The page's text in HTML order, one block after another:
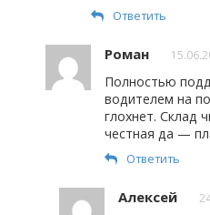
Ответить
Роман
Полностью
водителем на
глохнет. Склад
честная да —
Ответить
Алексей